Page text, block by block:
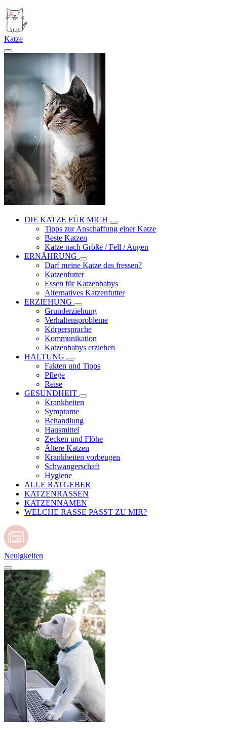
Katze
DIE KATZE FÜR MICH
Tipps zur Anschaffung einer Katze
Beste Katzen
Katze nach Größe / Fell / Augen
ERNÄHRUNG
Darf meine Katze das fressen?
Katzenfutter
Essen für Katzenbabys
Alternatives Katzenfutter
ERZIEHUNG
Grunderziehung
Verhaltensprobleme
Körpersprache
Kommunikation
Katzenbabys erziehen
HALTUNG
Fakten und Tipps
Pflege
Reise
GESUNDHEIT
Krankheiten
Symptome
Behandlung
Hausmittel
Zecken und Flöhe
Ältere Katzen
Krankheiten vorbeugen
Schwangerschaft
Hygiene
ALLE RATGEBER
KATZENRASSEN
KATZENNAMEN
WELCHE RASSE PASST ZU MIR?
Neuigkeiten